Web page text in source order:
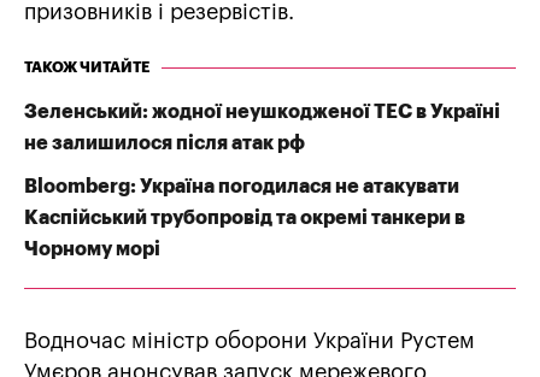
призовників і резервістів.
ТАКОЖ ЧИТАЙТЕ
Зеленський: жодної неушкодженої ТЕС в Україні
не залишилося після атак рф
Bloomberg: Україна погодилася не атакувати
Каспійський трубопровід та окремі танкери в
Чорному морі
Водночас міністр оборони України Рустем
Умєров анонсував запуск мережевого